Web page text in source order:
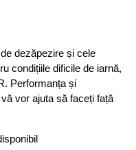
dezăpezire și cele
condițiile dificile de iarnă,
Performanța și
vor ajuta să faceți față